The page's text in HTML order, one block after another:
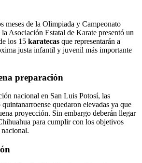
meses de la Olimpiada y Campeonato
Asociación Estatal de Karate presentó un
los 15 karatecas que representarán a
justa infantil y juvenil más importante
preparación
nacional en San Luis Potosí, las
quedaron elevadas ya que
proyección. Sin embargo deberán llegar
para cumplir con los objetivos